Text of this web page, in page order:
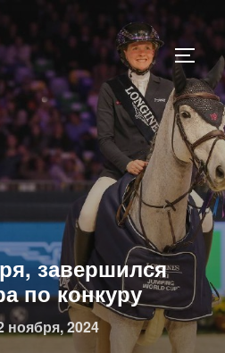
завершился
по конкуру
ноября, 2024